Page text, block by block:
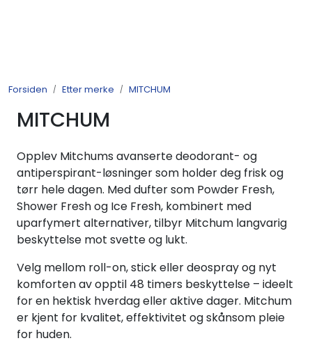
Forsiden Etter merke MITCHUM
MITCHUM
Opplev Mitchums avanserte deodorant- og
antiperspirant-løsninger som holder deg frisk og
tørr hele dagen. Med dufter som Powder Fresh,
Shower Fresh og Ice Fresh, kombinert med
uparfymert alternativer, tilbyr Mitchum langvarig
beskyttelse mot svette og lukt.
Velg mellom roll-on, stick eller deospray og nyt
komforten av opptil 48 timers beskyttelse – ideelt
for en hektisk hverdag eller aktive dager. Mitchum
er kjent for kvalitet, effektivitet og skånsom pleie
for huden.
Nyheter
Alle varer
Månedens bestselgere
Etter merke
Julekatalog 2026